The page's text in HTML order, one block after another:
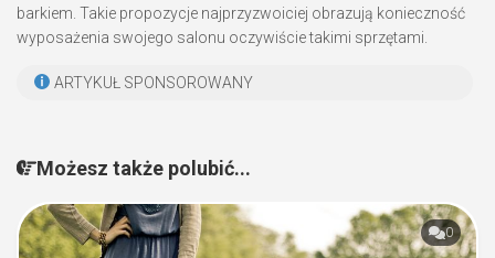
barkiem. Takie propozycje najprzyzwoiciej obrazują konieczność
wyposażenia swojego salonu oczywiście takimi sprzętami.
ARTYKUŁ SPONSOROWANY
Możesz także polubić...
0